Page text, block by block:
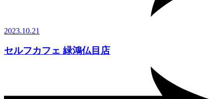
2023.10.21
セルフカフェ 緑鴻仏目店